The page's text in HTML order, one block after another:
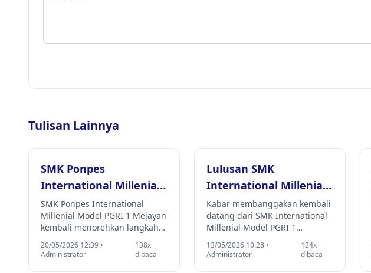
Tulisan Lainnya
SMK Ponpes
International Millenial
Model PGRI 1 Mejayan
Resmi Terima Surat
Keputusan Program
Kebekerjaan Luar
Negeri (3+1)
SMK Ponpes International
Millenial Model PGRI 1 Mejayan
kembali menorehkan langkah
pengembangan pendidikan
20/05/2026 12:39 •
Administrator
138x
dibaca
Lulusan SMK
International Millenial
Model PGRI 1 Mejayan
Lolos Secaba TNI AU
Kabar membanggakan kembali
datang dari SMK International
Millenial Model PGRI 1
terbaiknya, Reyhan Aditiya
13/05/2026 10:28 •
Administrator
124x
dibaca